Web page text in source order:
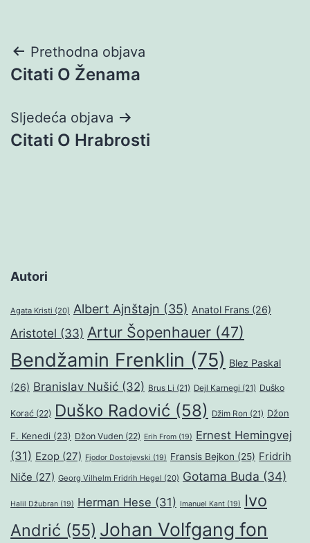
Navigacija
objava
Prethodna objava
Citati O Ženama
Sljedeća objava
Citati O Hrabrosti
Autori
Agata Kristi (20) Albert Ajnštajn (35) Anatol Frans (26)
Aristotel (33) Artur Šopenhauer (47)
Bendžamin Frenklin (75) Blez Paskal
(26) Branislav Nušić (32) Brus Li (21) Dejl Karnegi (21) Duško
Korać (22) Duško Radović (58) Džim Ron (21) Džon
F. Kenedi (23) Džon Vuden (22) Erih From (19) Ernest Hemingvej
(31) Ezop (27) Fjodor Dostojevski (19) Fransis Bejkon (25) Fridrih
Niče (27) Georg Vilhelm Fridrih Hegel (20) Gotama Buda (34)
Halil Džubran (19) Herman Hese (31) Imanuel Kant (19)
Ivo
Andrić (55) Johan Volfgang fon